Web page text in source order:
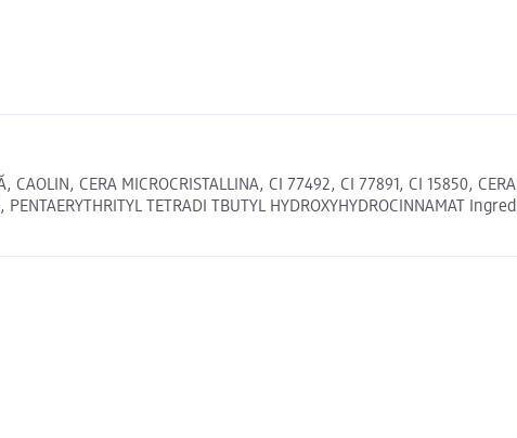
CERA MICROCRISTALLINA, CI 77492, CI 77891, CI 15850,
PENTAERYTHRITYL TETRADI TBUTYL HYDROXYHYDROCINNAMAT